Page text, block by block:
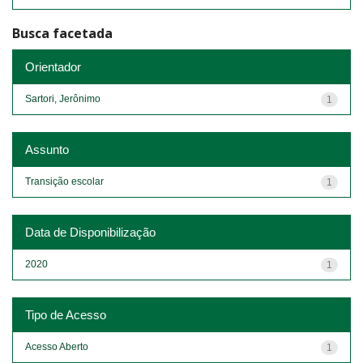
Busca facetada
Orientador
1
Sartori, Jerônimo
Assunto
1
Transição escolar
Data de Disponibilização
1
2020
Tipo de Acesso
1
Acesso Aberto